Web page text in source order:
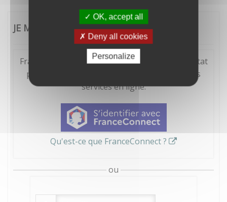
OK, accept all
Deny all cookies
Personalize
JE ME CONNECTE
FranceConnect est la solution proposée par l'Etat
pour sécuriser et simplifier la connexion à vos
services en ligne.
Qu'est-ce que FranceConnect ?
ou